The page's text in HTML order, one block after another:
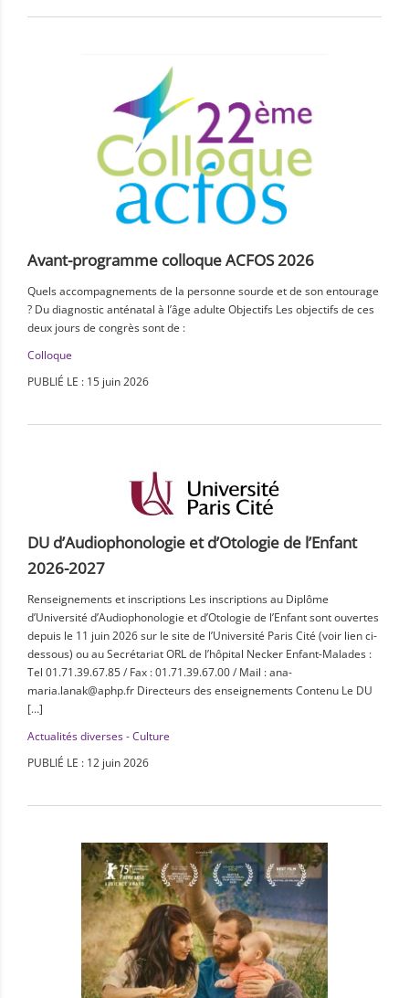
Avant-programme colloque ACFOS 2026
Quels accompagnements de la personne sourde et de son entourage
? Du diagnostic anténatal à l’âge adulte Objectifs Les objectifs de ces
deux jours de congrès sont de :
Colloque
PUBLIÉ LE : 15 juin 2026
DU d’Audiophonologie et d’Otologie de l’Enfant
2026-2027
Renseignements et inscriptions Les inscriptions au Diplôme
d’Université d’Audiophonologie et d’Otologie de l’Enfant sont ouvertes
depuis le 11 juin 2026 sur le site de l’Université Paris Cité (voir lien ci-
dessous) ou au Secrétariat ORL de l’hôpital Necker Enfant-Malades :
Tel 01.71.39.67.85 / Fax : 01.71.39.67.00 / Mail : ana-
maria.lanak@aphp.fr Directeurs des enseignements Contenu Le DU
[…]
Actualités diverses - Culture
PUBLIÉ LE : 12 juin 2026